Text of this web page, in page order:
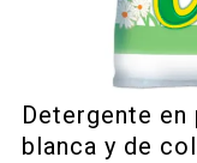
Detergente en
blanca y de